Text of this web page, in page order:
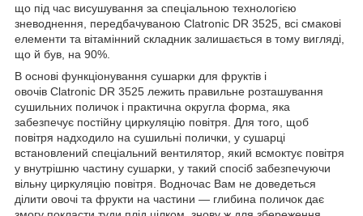
що під час висушування за спеціальною технологією
зневоднення, передбачуваною Clatronic DR 3525, всі смакові
елементи та вітамінний складник залишається в тому вигляді,
що й був, на 90%.
В основі функціонування сушарки для фруктів і
овочів Clatronic DR 3525 лежить правильне розташування
сушильних поличок і практична округла форма, яка
забезпечує постійну циркуляцію повітря. Для того, щоб
повітря надходило на сушильні полички, у сушарці
встановлений спеціальний вентилятор, який всмоктує повітря
у внутрішню частину сушарки, у такий спосіб забезпечуючи
вільну циркуляцію повітря. Водночас Вам не доведеться
ділити овочі та фрукти на частини — глибина поличок дає